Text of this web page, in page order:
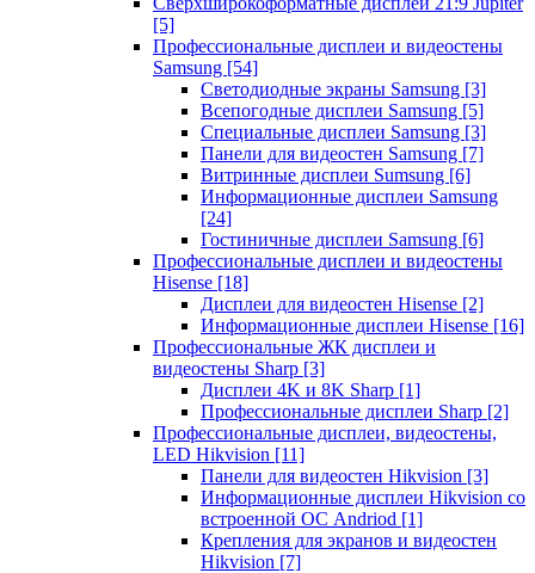
[5]
Профессиональные дисплеи и видеостены
Samsung [54]
Светодиодные экраны Samsung [3]
Всепогодные дисплеи Samsung [5]
Специальные дисплеи Samsung [3]
Панели для видеостен Samsung [7]
Витринные дисплеи Sumsung [6]
Информационные дисплеи Samsung
[24]
Гостиничные дисплеи Samsung [6]
Профессиональные дисплеи и видеостены
Hisense [18]
Дисплеи для видеостен Hisense [2]
Информационные дисплеи Hisense [16]
Профессиональные ЖК дисплеи и
видеостены Sharp [3]
Дисплеи 4K и 8K Sharp [1]
Профессиональные дисплеи Sharp [2]
Профессиональные дисплеи, видеостены,
LED Hikvision [11]
Панели для видеостен Hikvision [3]
Информационные дисплеи Hikvision со
встроенной ОС Andriod [1]
Крепления для экранов и видеостен
Hikvision [7]